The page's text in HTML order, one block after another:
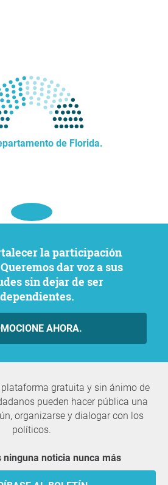
de Florida.
dar voz a sus
sin dejar de ser
AHORA.
gratuita y sin ánimo de
pueden hacer pública una
organizarse y dialogar con los
políticos.
ninguna noticia nunca más